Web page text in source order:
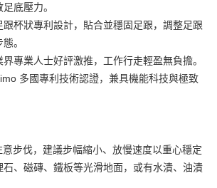
中国信托商业银行
先享後付，將跳出AFTEE先享後付手機驗證視
費，商品會配送至您的指定地址。
會收到一封繳費通知簡訊，APP會員則會收到
費，確認無誤後，請再利用繳費通知簡訊或AFTEE
底壓力。
跟杯狀專利設計，貼合並穩固足跟，調整足跟
。
專業人士好評激推，工作行走輕盈無負擔。
多國專利技術認證，兼具機能科技與極致
步伐，建議步幅縮小、放慢速度以重心穩定
石、磁磚、鐵板等光滑地面，或有水漬、油漬